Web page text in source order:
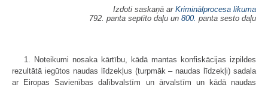
Izdoti saskaņā ar Kriminālprocesa likuma
792. panta septīto daļu un 800. panta sesto daļu
1. Noteikumi nosaka kārtību, kādā mantas konfiskācijas izpildes
rezultātā iegūtos naudas līdzekļus (turpmāk – naudas līdzekļi) sadala
ar Eiropas Savienības dalībvalstīm un ārvalstīm un kādā naudas